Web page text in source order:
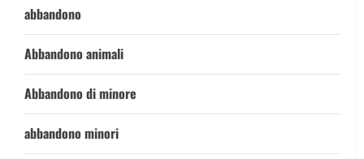
abbandono
Abbandono animali
Abbandono di minore
abbandono minori